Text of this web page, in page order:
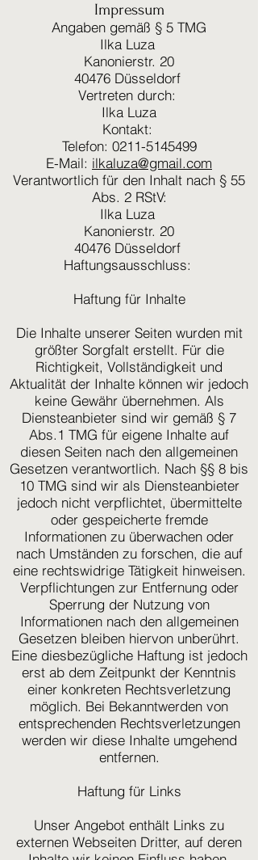
Impressum
Angaben gemäß § 5 TMG
Ilka Luza
Kanonierstr. 20
40476 Düsseldorf
Vertreten durch:
Ilka Luza
Kontakt:
Telefon: 0211-5145499
E-Mail: ilkaluza@gmail.com
Verantwortlich für den Inhalt nach § 55
Abs. 2 RStV:
Ilka Luza
Kanonierstr. 20
40476 Düsseldorf
Haftungsausschluss:
Haftung für Inhalte
Die Inhalte unserer Seiten wurden mit
größter Sorgfalt erstellt. Für die
Richtigkeit, Vollständigkeit und
Aktualität der Inhalte können wir jedoch
keine Gewähr übernehmen. Als
Diensteanbieter sind wir gemäß § 7
Abs.1 TMG für eigene Inhalte auf
diesen Seiten nach den allgemeinen
Gesetzen verantwortlich. Nach §§ 8 bis
10 TMG sind wir als Diensteanbieter
jedoch nicht verpflichtet, übermittelte
oder gespeicherte fremde
Informationen zu überwachen oder
nach Umständen zu forschen, die auf
eine rechtswidrige Tätigkeit hinweisen.
Verpflichtungen zur Entfernung oder
Sperrung der Nutzung von
Informationen nach den allgemeinen
Gesetzen bleiben hiervon unberührt.
Eine diesbezügliche Haftung ist jedoch
erst ab dem Zeitpunkt der Kenntnis
einer konkreten Rechtsverletzung
möglich. Bei Bekanntwerden von
entsprechenden Rechtsverletzungen
werden wir diese Inhalte umgehend
entfernen.
Haftung für Links
Unser Angebot enthält Links zu
externen Webseiten Dritter, auf deren